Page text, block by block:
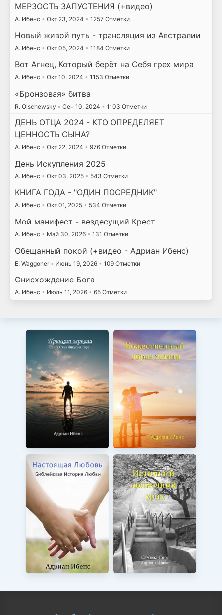
МЕРЗОСТЬ ЗАПУСТЕНИЯ (+видео)
А. Ибенс • Окт 23, 2024 • 1257 Отметки
Новый живой путь - трансляция из Австралии
А. Ибенс • Окт 05, 2024 • 1184 Отметки
Вот Агнец, Который берёт на Себя грех мира
А. Ибенс • Окт 10, 2024 • 1153 Отметки
«Бронзовая» битва
R. Olschewsky • Сен 10, 2024 • 1103 Отметки
ДЕНЬ ОТЦА 2024 - КТО ОПРЕДЕЛЯЕТ
ЦЕННОСТЬ СЫНА?
А. Ибенс • Окт 22, 2024 • 976 Отметки
День Искупления 2025
А. Ибенс • Окт 03, 2025 • 543 Отметки
КНИГА ГОДА - "ОДИН ПОСРЕДНИК"
А. Ибенс • Окт 01, 2025 • 534 Отметки
Мой манифест - вездесущий Крест
А. Ибенс • Май 30, 2026 • 131 Отметки
Обещанный покой (+видео - Адриан Ибенс)
E. Waggoner • Июнь 19, 2026 • 109 Отметки
Снисхождение Бога
А. Ибенс • Июль 11, 2026 • 65 Отметки